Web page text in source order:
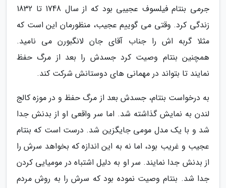
جرمی بنتام فیلسوف عجیبی بود که از سال 1748 تا 1832
زندگی کرد. وقتی می گوییم عجیب، منظورمان این است که
مثلا گربه اش را جناب آقای جان لانگبورن می نامید.
همچنین بنتام وصیت کرد جسدش را بعد از مرگ حفظ
نمایند تا بتواند در مهمانی های دوستانش شرکت کند.
به درخواست بنتام، جسدش بعد از مرگ حفظ و در موزه کالج
لندن به نمایش گذاشته شد. اما سر واقعی او از بدنش جدا
شد و با یک مدل مومی جایگزین شد. درست است که بنتام
عجیب و غریب بود، اما نه به این اندازه که بخواهد سرش را
از بدنش جدا نمایند. سر او به دلیل اشتباه در مومیایی کردن
جدا شد. بنتام وصیت نموده بود که سرش را به روش مردم